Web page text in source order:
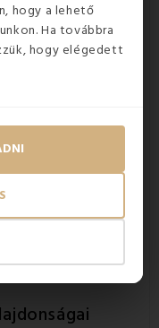
hogy a lehető
Ha továbbra
hogy elégedett
biztosít